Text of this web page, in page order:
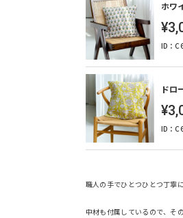
ホワ
ID：
ドロ
ID：
職人の手でひとつひとつ丁寧
中材も付属しているので、そ